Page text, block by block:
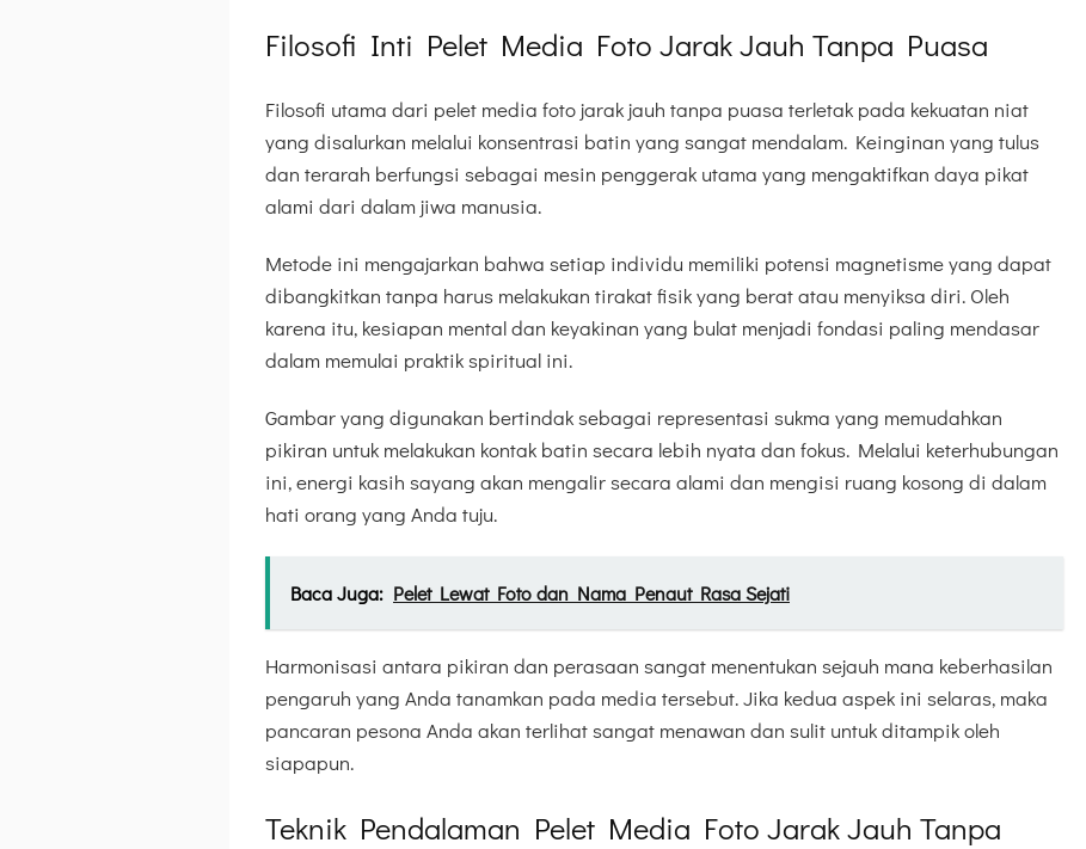
Filosofi Inti Pelet Media Foto Jarak Jauh Tanpa Puasa
Filosofi utama dari pelet media foto jarak jauh tanpa puasa terletak pada kekuatan niat
yang disalurkan melalui konsentrasi batin yang sangat mendalam. Keinginan yang tulus
dan terarah berfungsi sebagai mesin penggerak utama yang mengaktifkan daya pikat
alami dari dalam jiwa manusia.
Metode ini mengajarkan bahwa setiap individu memiliki potensi magnetisme yang dapat
dibangkitkan tanpa harus melakukan tirakat fisik yang berat atau menyiksa diri. Oleh
karena itu, kesiapan mental dan keyakinan yang bulat menjadi fondasi paling mendasar
dalam memulai praktik spiritual ini.
Gambar yang digunakan bertindak sebagai representasi sukma yang memudahkan
pikiran untuk melakukan kontak batin secara lebih nyata dan fokus. Melalui keterhubungan
ini, energi kasih sayang akan mengalir secara alami dan mengisi ruang kosong di dalam
hati orang yang Anda tuju.
Baca Juga: Pelet Lewat Foto dan Nama Penaut Rasa Sejati
Harmonisasi antara pikiran dan perasaan sangat menentukan sejauh mana keberhasilan
pengaruh yang Anda tanamkan pada media tersebut. Jika kedua aspek ini selaras, maka
pancaran pesona Anda akan terlihat sangat menawan dan sulit untuk ditampik oleh
siapapun.
Teknik Pendalaman Pelet Media Foto Jarak Jauh Tanpa